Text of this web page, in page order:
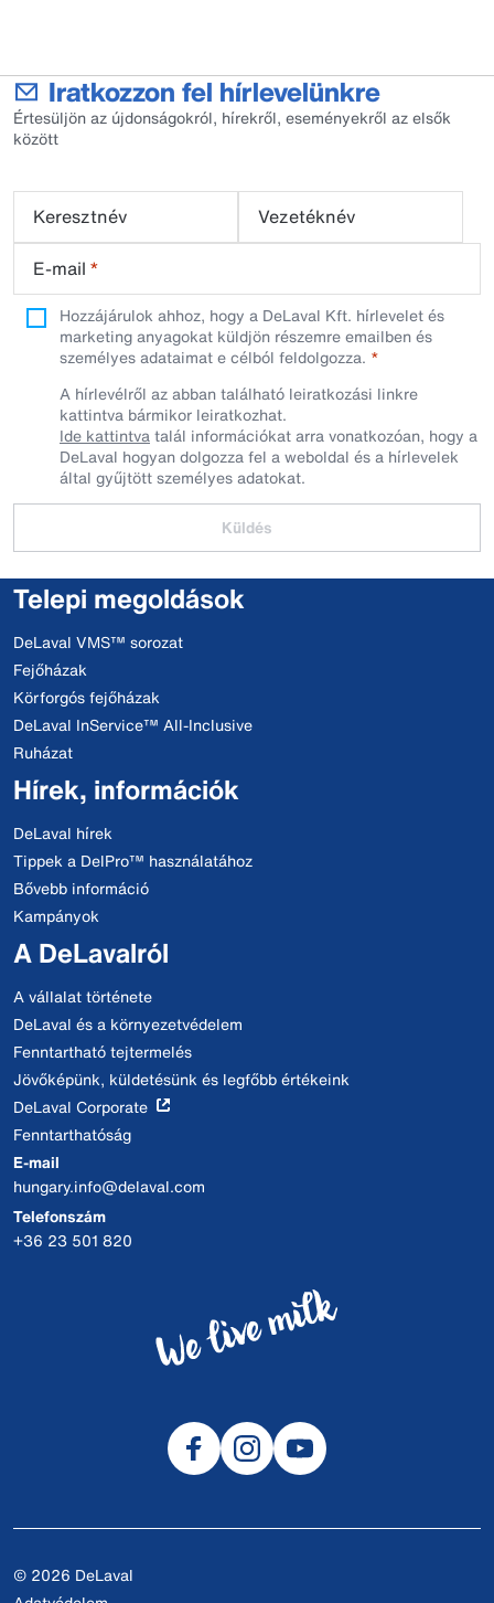
Iratkozzon fel hírlevelünkre
Értesüljön az újdonságokról, hírekről, eseményekről az elsők
között
Keresztnév
Vezetéknév
E-mail *
Hozzájárulok ahhoz, hogy a DeLaval Kft. hírlevelet és
marketing anyagokat küldjön részemre emailben és
személyes adataimat e célból feldolgozza.
A hírlevélről az abban található leiratkozási linkre
kattintva bármikor leiratkozhat.
Ide kattintvatalál információkat arra vonatkozóan, hogy a
DeLaval hogyan dolgozza fel a weboldal és a hírlevelek
által gyűjtött személyes adatokat.
Küldés
Telepi megoldások
DeLaval VMS™ sorozat
Fejőházak
Körforgós fejőházak
DeLaval InService™ All-Inclusive
Ruházat
Hírek, információk
DeLaval hírek
Tippek a DelPro™ használatához
Bővebb információ
Kampányok
A DeLavalról
A vállalat története
DeLaval és a környezetvédelem
Fenntartható tejtermelés
Jövőképünk, küldetésünk és legfőbb értékeink
DeLaval Corporate
Fenntarthatóság
E-mail
hungary.info@delaval.com
Telefonszám
+36 23 501 820
© 2026 DeLaval